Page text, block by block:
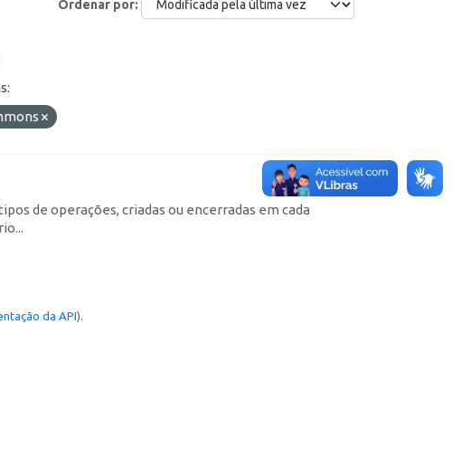
Ordenar por
de operações, criadas ou encerradas em cada
da API).